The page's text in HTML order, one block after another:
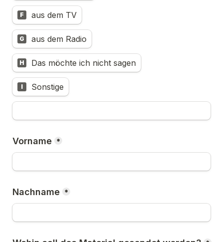
F aus dem TV
G aus dem Radio
H Das möchte ich nicht sagen
I Sonstige
Vorname *
Nachname *